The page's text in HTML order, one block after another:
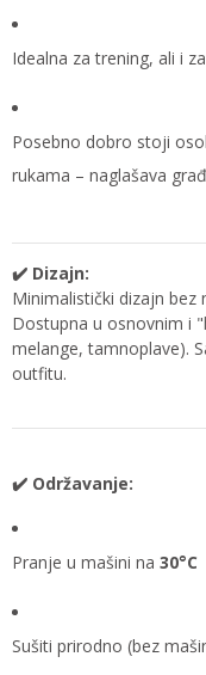
Idealna za trening, ali i
Posebno dobro stoji
rukama – naglašava
✔️ Dizajn:
Minimalistički dizajn
Dostupna u osnovnim i
melange, tamnoplave).
outfitu.
✔️ Održavanje:
Pranje u mašini na 30°C
Sušiti prirodno (bez